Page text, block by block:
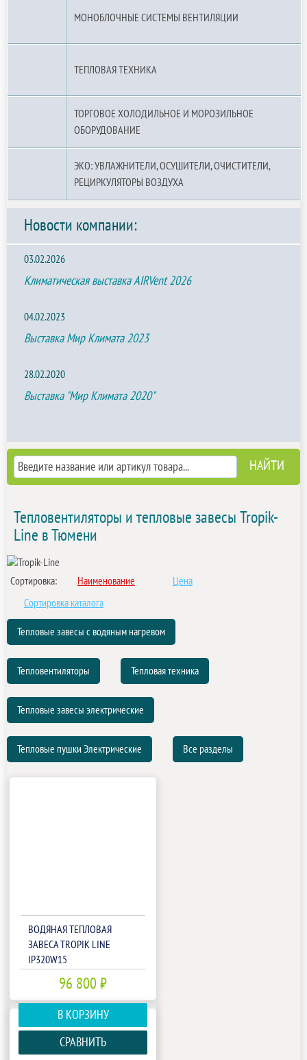
МОНОБЛОЧНЫЕ СИСТЕМЫ ВЕНТИЛЯЦИИ
ТЕПЛОВАЯ ТЕХНИКА
ТОРГОВОЕ ХОЛОДИЛЬНОЕ И МОРОЗИЛЬНОЕ
ОБОРУДОВАНИЕ
ЭКО: УВЛАЖНИТЕЛИ, ОСУШИТЕЛИ, ОЧИСТИТЕЛИ,
РЕЦИРКУЛЯТОРЫ ВОЗДУХА
Новости компании:
03.02.2026
Климатическая выставка AIRVent 2026
04.02.2023
Выставка Мир Климата 2023
28.02.2020
Выставка "Мир Климата 2020"
Тепловентиляторы и тепловые завесы Tropik-
Line в Тюмени
Сортировка: Наименование
Цена
Сортировка каталога
Тепловые завесы с водяным нагревом
Тепловентиляторы Тепловая техника
Тепловые завесы электрические
Тепловые пушки Электрические Все разделы
ВОДЯНАЯ ТЕПЛОВАЯ
ЗАВЕСА TROPIK LINE
IP320W15
96 800 ₽
В КОРЗИНУ
СРАВНИТЬ